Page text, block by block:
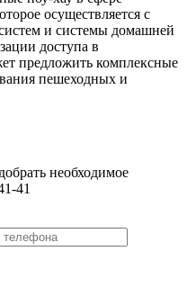
осуществляется с
и системы домашней
доступа в
предложить комплексные
пешеходных и
необходимое
41